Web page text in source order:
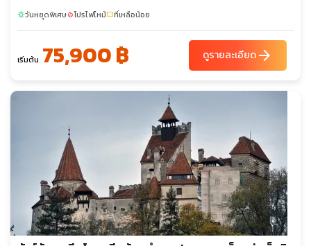
sunnyวันหยุดพิเศษlocal_fire_departmentโปรไฟไหม้confirmation_numberที่เหลือน้อย
เริ่มต้น 75,900 ฿ ดูรายละเอียดarrow_forward